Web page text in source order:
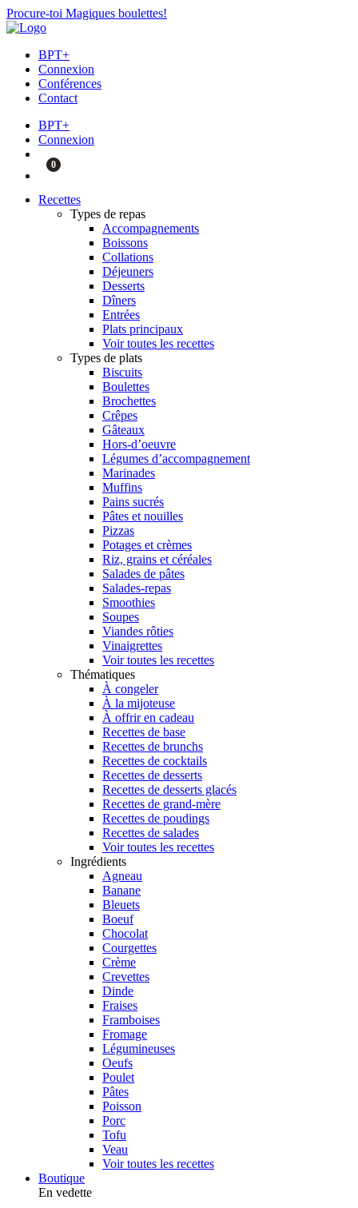
Procure-toi Magiques boulettes!
BPT+
Connexion
Conférences
Contact
BPT+
Connexion
0
Recettes
Types de repas
Accompagnements
Boissons
Collations
Déjeuners
Desserts
Dîners
Entrées
Plats principaux
Voir toutes les recettes
Types de plats
Biscuits
Boulettes
Brochettes
Crêpes
Gâteaux
Hors-d’oeuvre
Légumes d’accompagnement
Marinades
Muffins
Pains sucrés
Pâtes et nouilles
Pizzas
Potages et crèmes
Riz, grains et céréales
Salades de pâtes
Salades-repas
Smoothies
Soupes
Viandes rôties
Vinaigrettes
Voir toutes les recettes
Thématiques
À congeler
À la mijoteuse
À offrir en cadeau
Recettes de base
Recettes de brunchs
Recettes de cocktails
Recettes de desserts
Recettes de desserts glacés
Recettes de grand-mère
Recettes de poudings
Recettes de salades
Voir toutes les recettes
Ingrédients
Agneau
Banane
Bleuets
Boeuf
Chocolat
Courgettes
Crème
Crevettes
Dinde
Fraises
Framboises
Fromage
Légumineuses
Oeufs
Poulet
Pâtes
Poisson
Porc
Tofu
Veau
Voir toutes les recettes
Boutique
En vedette